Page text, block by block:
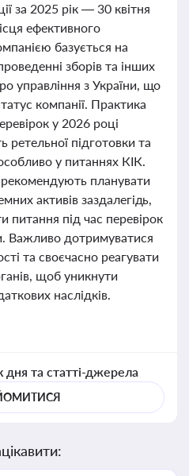
за 2025 рік — 30 квітня
ефективного
базується на
зборів та інших
управління з України, що
компанії. Практика
у 2026 році
ретельної підготовки та
у питаннях КІК.
планувати
активів заздалегідь,
питання під час перевірок
Важливо дотримуватися
та своєчасно реагувати
щоб уникнути
наслідків.
та статті-джерела